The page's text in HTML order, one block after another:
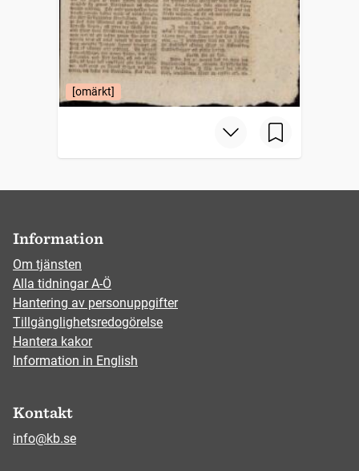
[omärkt]
Information
Om tjänsten
Alla tidningar A-Ö
Hantering av personuppgifter
Tillgänglighetsredogörelse
Hantera kakor
Information in English
Kontakt
info@kb.se